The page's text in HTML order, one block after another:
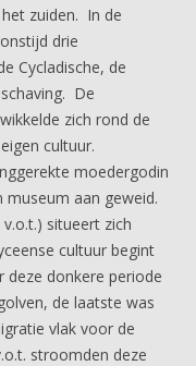
zuiden. In de
drie
Cycladische, de
De
zich rond de
cultuur.
moedergodin
aan geweid.
situeert zich
cultuur begint
donkere periode
de laatste was
vlak voor de
stroomden deze